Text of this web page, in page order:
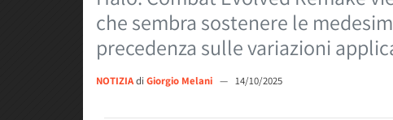
che sembra sostenere le
precedenza sulle variazioni
NOTIZIAdi Giorgio Melani — 14/10/2025